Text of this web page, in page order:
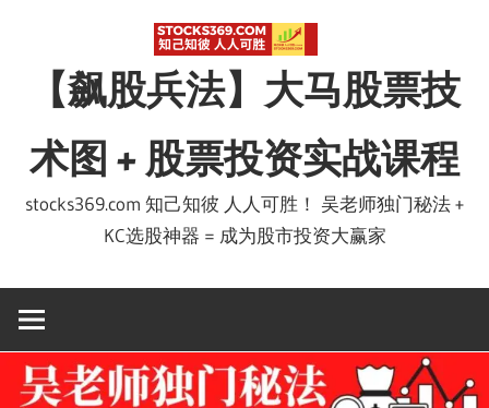
【飙股兵法】大马股票技
术图 + 股票投资实战课程
stocks369.com 知己知彼 人人可胜！ 吴老师独门秘法 +
KC选股神器 = 成为股市投资大赢家